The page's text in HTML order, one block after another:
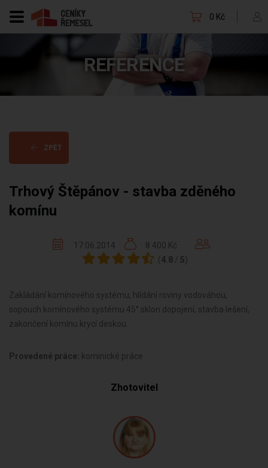
0 Kč
REFERENCE
ZPĚT
Trhový Štěpánov - stavba zděného
komínu
17.06.2014
8 400 Kč
( 4.8 / 5)
Zakládání komínového systému, hlídání roviny vodováhou,
sopouch komínového systému 45° sklon dopojení, stavba lešení,
zakončení komínu krycí deskou.
Provedené práce: kominické práce
Zhotovitel